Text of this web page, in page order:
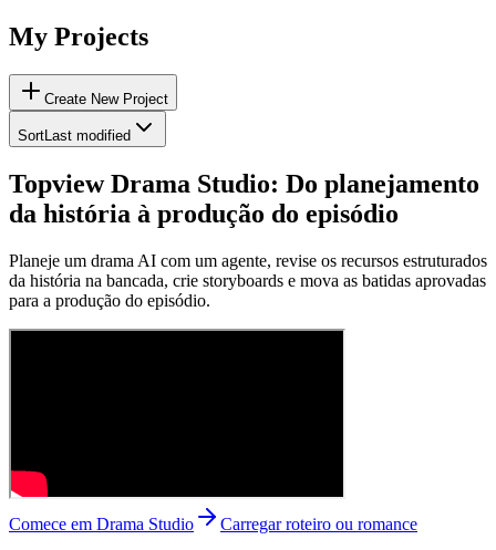
My Projects
Create New Project
Sort Last modified
Topview Drama Studio: Do planejamento
da história à produção do episódio
Planeje um drama AI com um agente, revise os recursos estruturados
da história na bancada, crie storyboards e mova as batidas aprovadas
para a produção do episódio.
Comece em Drama Studio
Carregar roteiro ou romance